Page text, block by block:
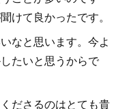
けて良かったです。
なと思います。今よ
たいと思うからで
ださるのはとても貴